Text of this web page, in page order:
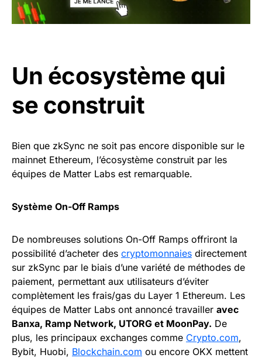
Un écosystème qui
se construit
Bien que zkSync ne soit pas encore disponible sur le
mainnet Ethereum, l’écosystème construit par les
équipes de Matter Labs est remarquable.
Système On-Off Ramps
De nombreuses solutions On-Off Ramps offriront la
possibilité d’acheter des cryptomonnaies directement
sur zkSync par le biais d’une variété de méthodes de
paiement, permettant aux utilisateurs d’éviter
complètement les frais/gas du Layer 1 Ethereum. Les
équipes de Matter Labs ont annoncé travailler avec
Banxa, Ramp Network, UTORG et MoonPay. De
plus, les principaux exchanges comme Crypto.com,
Bybit, Huobi, Blockchain.com ou encore OKX mettent